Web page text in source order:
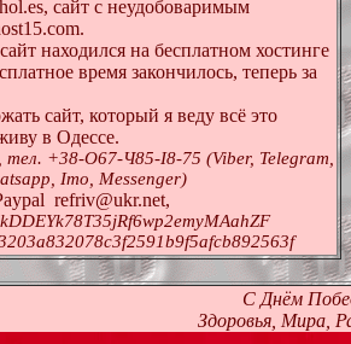
сайт с неудобоваримым
находился на бесплатном хостинге
время закончилось, теперь за
сайт, который я веду всё это
в Одессе.
тел. +38-O67-Ч85-I8-75 (Viber, Telegram,
Imo, Messenger)
refriv@ukr.net,
С Днём
Здоровья, Мира,